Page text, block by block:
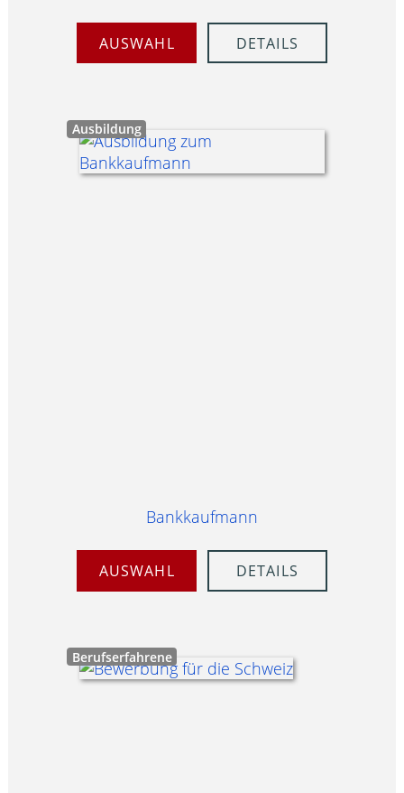
AUSWAHL DETAILS
Ausbildung
Bankkaufmann
AUSWAHL DETAILS
Berufserfahrene